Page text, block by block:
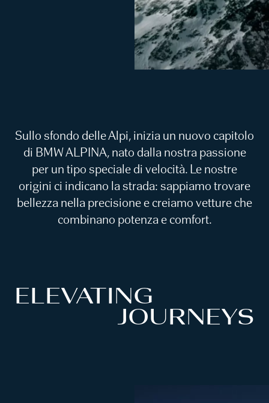
Sullo sfondo delle Alpi, inizia un nuovo capitolo
di BMW ALPINA, nato dalla nostra passione
per un tipo speciale di velocità. Le nostre
origini ci indicano la strada: sappiamo trovare
bellezza nella precisione e creiamo vetture che
combinano potenza e comfort.
ELEVATING
JOURNEYS